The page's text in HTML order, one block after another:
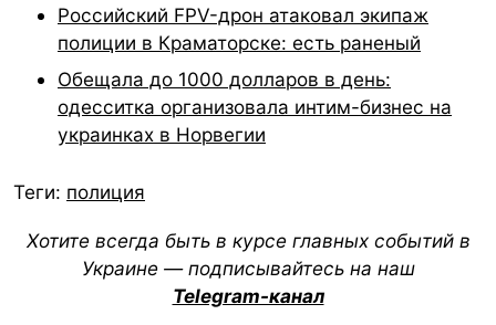
Российский FPV-дрон атаковал экипаж
полиции в Краматорске: есть раненый
Обещала до 1000 долларов в день:
одесситка организовала интим-бизнес на
украинках в Норвегии
Теги: полиция
Хотите всегда быть в курсе главных событий в
Украине — подписывайтесь на наш
Telegram-канал